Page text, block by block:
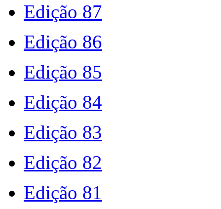
Edição 87
Edição 86
Edição 85
Edição 84
Edição 83
Edição 82
Edição 81